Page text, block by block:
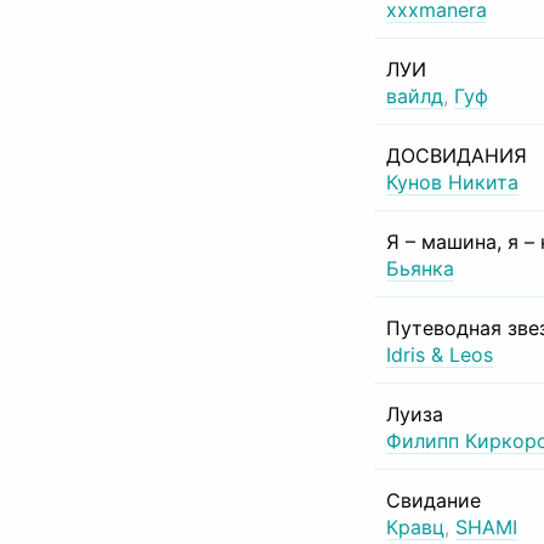
xxxmanera
ЛУИ
вайлд, Гуф
ДОСВИДАНИЯ
Кунов Никита
Я – машина, я –
Бьянка
Путеводная
Idris & Leos
Луиза
Филипп
Свидание
Кравц, SHAMI